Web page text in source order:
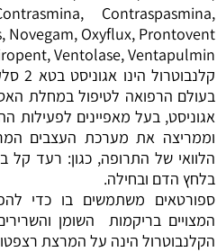
Contraspasmina,
Novegam, Oxyflux, Prontovent,
Ventolase, Ventapulmin
אגוניסט, בעל מאפיינים לפעילות
הלוואי של התרופה, כגון: רעד קל
בלחץ הדם ובחילה.
המצויים בריקמות השומן
הקלנבוטרול הינה על המרצת רצפטורים